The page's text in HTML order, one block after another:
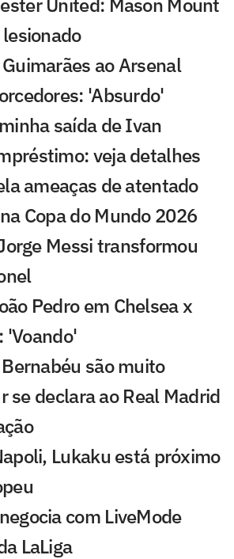
ao Arsenal
'Absurdo'
saída de Ivan
veja detalhes
ameaças de atentado
Copa do Mundo 2026
Messi transformou
Pedro em Chelsea x
'Voando'
são muito
se declara ao Real Madrid
Lukaku está próximo
com LiveMode
LaLiga